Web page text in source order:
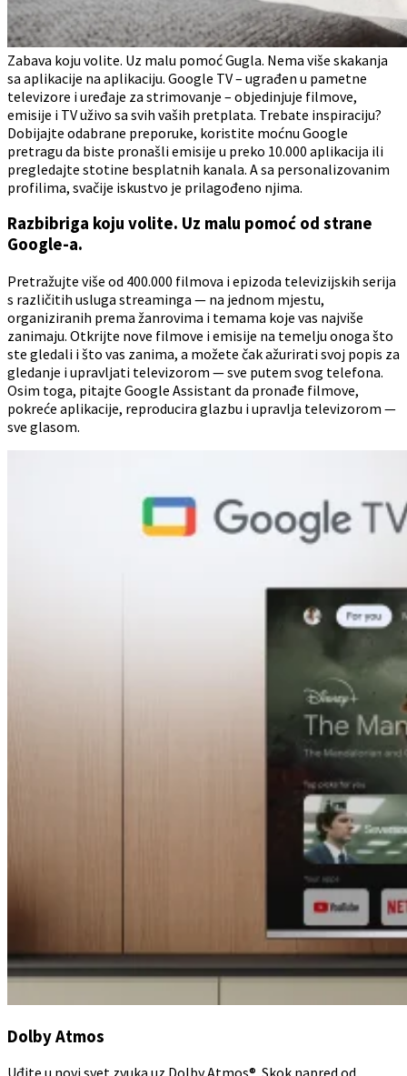
Zabava koju volite. Uz malu pomoć Gugla. Nema više skakanja
sa aplikacije na aplikaciju. Google TV – ugrađen u pametne
televizore i uređaje za strimovanje – objedinjuje filmove,
emisije i TV uživo sa svih vaših pretplata. Trebate inspiraciju?
Dobijajte odabrane preporuke, koristite moćnu Google
pretragu da biste pronašli emisije u preko 10.000 aplikacija ili
pregledajte stotine besplatnih kanala. A sa personalizovanim
profilima, svačije iskustvo je prilagođeno njima.
Razbibriga koju volite. Uz malu pomoć od strane
Google-a.
Pretražujte više od 400.000 filmova i epizoda televizijskih serija
s različitih usluga streaminga — na jednom mjestu,
organiziranih prema žanrovima i temama koje vas najviše
zanimaju. Otkrijte nove filmove i emisije na temelju onoga što
ste gledali i što vas zanima, a možete čak ažurirati svoj popis za
gledanje i upravljati televizorom — sve putem svog telefona.
Osim toga, pitajte Google Assistant da pronađe filmove,
pokreće aplikacije, reproducira glazbu i upravlja televizorom —
sve glasom.
Dolby Atmos